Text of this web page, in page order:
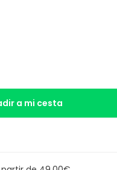
a mi cesta